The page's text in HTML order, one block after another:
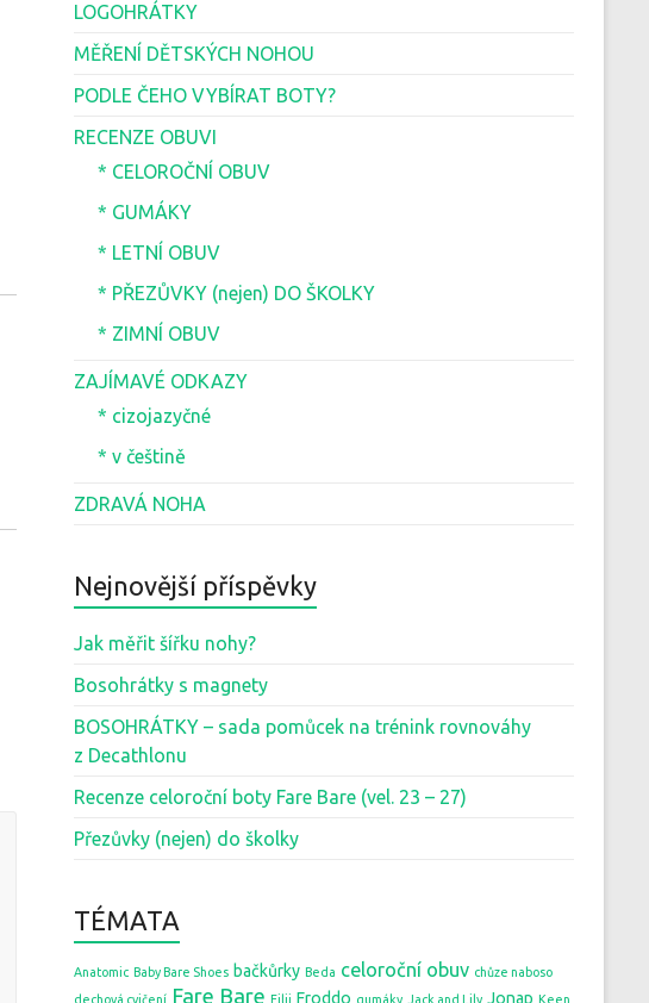
LOGOHRÁTKY
MĚŘENÍ DĚTSKÝCH NOHOU
PODLE ČEHO VYBÍRAT BOTY?
RECENZE OBUVI
* CELOROČNÍ OBUV
* GUMÁKY
* LETNÍ OBUV
* PŘEZŮVKY (nejen) DO ŠKOLKY
* ZIMNÍ OBUV
ZAJÍMAVÉ ODKAZY
* cizojazyčné
* v češtině
ZDRAVÁ NOHA
Nejnovější příspěvky
Jak měřit šířku nohy?
Bosohrátky s magnety
BOSOHRÁTKY – sada pomůcek na trénink rovnováhy
z Decathlonu
Recenze celoroční boty Fare Bare (vel. 23 – 27)
Přezůvky (nejen) do školky
TÉMATA
Anatomic Baby Bare Shoes bačkůrky Beda celoroční obuv chůze naboso
dechová cvičení Fare Bare Filii Froddo gumáky Jack and Lily Jonap Keen